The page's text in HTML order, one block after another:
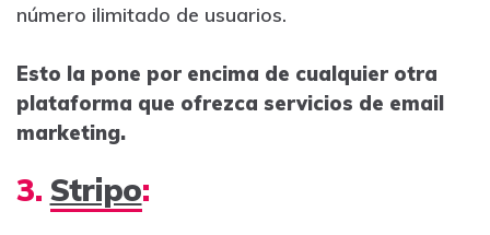
número ilimitado de usuarios.
Esto la pone por encima de cualquier otra
plataforma que ofrezca servicios de email
marketing.
3. Stripo: